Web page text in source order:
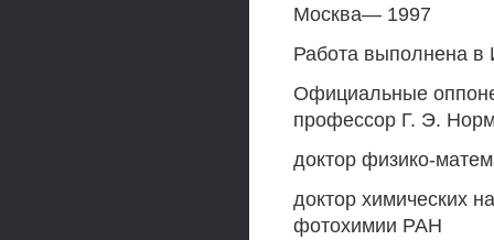
Москва— 1997
Работа выполнена в
Официальные
профессор Г. Э.
доктор физико-
доктор химических
фотохимии РАН